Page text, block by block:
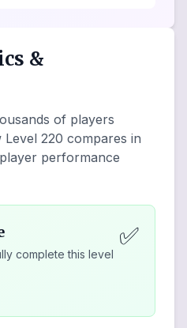
&
of players
Level 220 compares in
performance
complete this level
✅